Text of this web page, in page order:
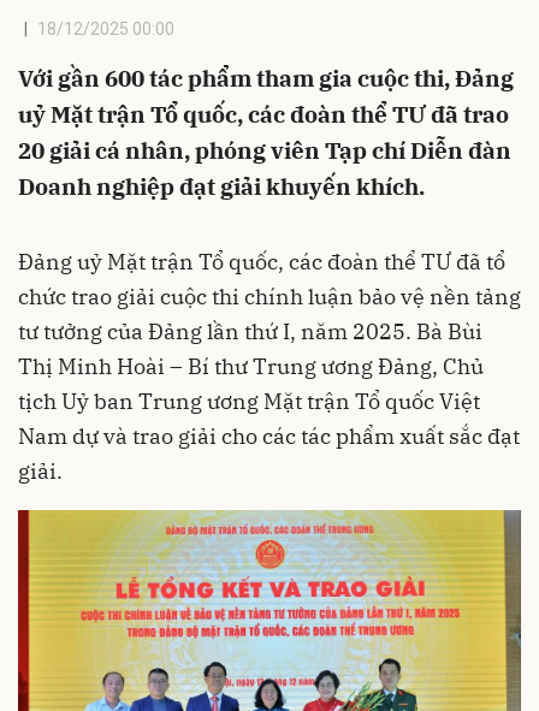
18/12/2025 00:00
Với gần 600 tác phẩm tham gia cuộc thi, Đảng
uỷ Mặt trận Tổ quốc, các đoàn thể TƯ đã trao
20 giải cá nhân, phóng viên Tạp chí Diễn đàn
Doanh nghiệp đạt giải khuyến khích.
Đảng uỷ Mặt trận Tổ quốc, các đoàn thể TƯ đã tổ
chức trao giải cuộc thi chính luận bảo vệ nền tảng
tư tưởng của Đảng lần thứ I, năm 2025. Bà Bùi
Thị Minh Hoài – Bí thư Trung ương Đảng, Chủ
tịch Uỷ ban Trung ương Mặt trận Tổ quốc Việt
Nam dự và trao giải cho các tác phẩm xuất sắc đạt
giải.